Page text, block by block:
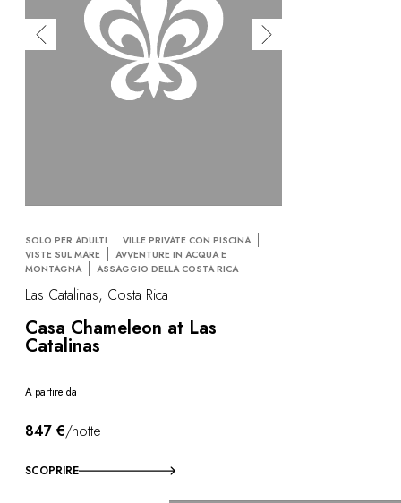
SOLO PER ADULTI
VILLE PRIVATE CON PISCINA
VISTE SUL MARE
AVVENTURE IN ACQUA E
MONTAGNA
ASSAGGIO DELLA COSTA RICA
Las Catalinas, Costa Rica
Casa Chameleon at Las
Catalinas
A partire da
847 €/notte
SCOPRIRE